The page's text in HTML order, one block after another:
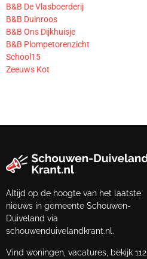
B&B De Vlasboerderij
B&B Duinroos
B&B Ons Dijkhuisje
B&B Plompetorenzicht
School15
Zeeuws Kot
Altijd op de hoogte van het laatste
nieuws in gemeente Schouwen-
Duiveland via
schouwenduivelandkrant.nl.
Vind woningen, vacatures, bekijk 112